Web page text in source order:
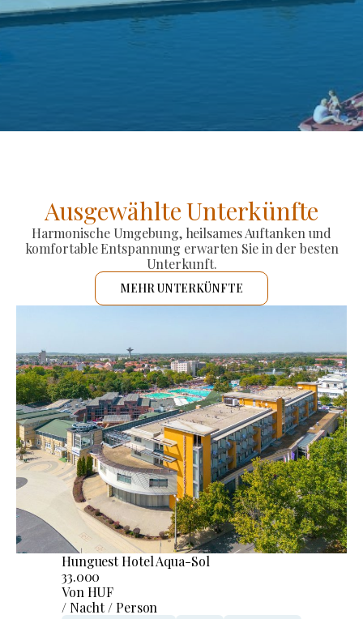
Ausgewählte Unterkünfte
Harmonische Umgebung, heilsames Auftanken und
komfortable Entspannung erwarten Sie in der besten
Unterkunft.
MEHR UNTERKÜNFTE
Hunguest Hotel Aqua-Sol
33.000
Von HUF
/ Nacht / Person